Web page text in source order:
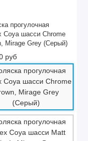
прогулочная
Coya шасси Chrome
Mirage Grey (Серый)
руб